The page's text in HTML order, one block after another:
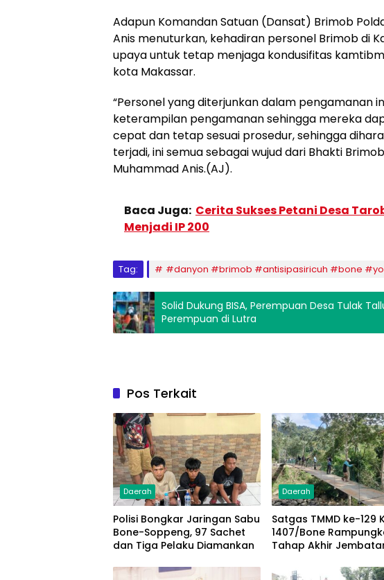
Adapun Komandan Satuan (Dansat) Brimob
Anis menuturkan, kehadiran personel Brimob di
upaya untuk tetap menjaga kondusifitas
kota Makassar.
“Personel yang diterjunkan dalam pengamanan
keterampilan pengamanan sehingga mereka
cepat dan tetap sesuai prosedur, sehingga
terjadi, ini semua sebagai wujud dari Bhakti
Muhammad Anis.(AJ).
Baca Juga: Cerita Sukses Petani Desa
Menjadi IP 200
Tag: #danyon #brimob #antisipasiricuh #bone
Solid Dukung BISA, Perempuan Desa Tulak
Perempuan di Lutra
Pos Terkait
Daerah
Polisi Bongkar Jaringan Sabu
Bone-Soppeng, 97 Sachet
dan Tiga Pelaku Diamankan
Daerah
Satgas TMMD ke-129
1407/Bone
Tahap Akhir
Pengaman Mulai